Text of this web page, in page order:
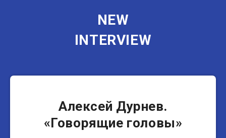
NEW
INTERVIEW
Блогеры Юмористы
Алексей Дурнев.
«Говорящие головы»